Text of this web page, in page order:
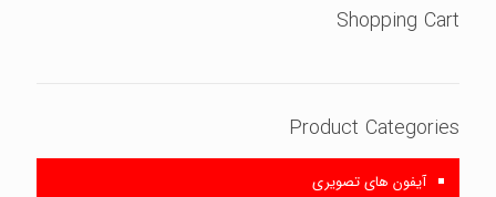
Shopping Cart
Product Categories
آیفون های تصویری